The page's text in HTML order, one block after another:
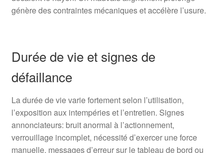
génère des contraintes mécaniques et accélère l’usure.
Durée de vie et signes de
défaillance
La durée de vie varie fortement selon l’utilisation,
l’exposition aux intempéries et l’entretien. Signes
annonciateurs: bruit anormal à l’actionnement,
verrouillage incomplet, nécessité d’exercer une force
manuelle, messages d’erreur sur le tableau de bord ou